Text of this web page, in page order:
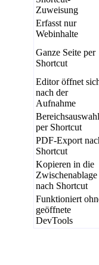
Zuweisung
Erfasst nur
Webinhalte
Ganze Seite per
Shortcut
Editor öffnet
nach der
Aufnahme
Bereichsauswahl
per Shortcut
PDF-Export
Shortcut
Kopieren in die
Zwischenablage
nach Shortcut
Funktioniert
geöffnete
DevTools